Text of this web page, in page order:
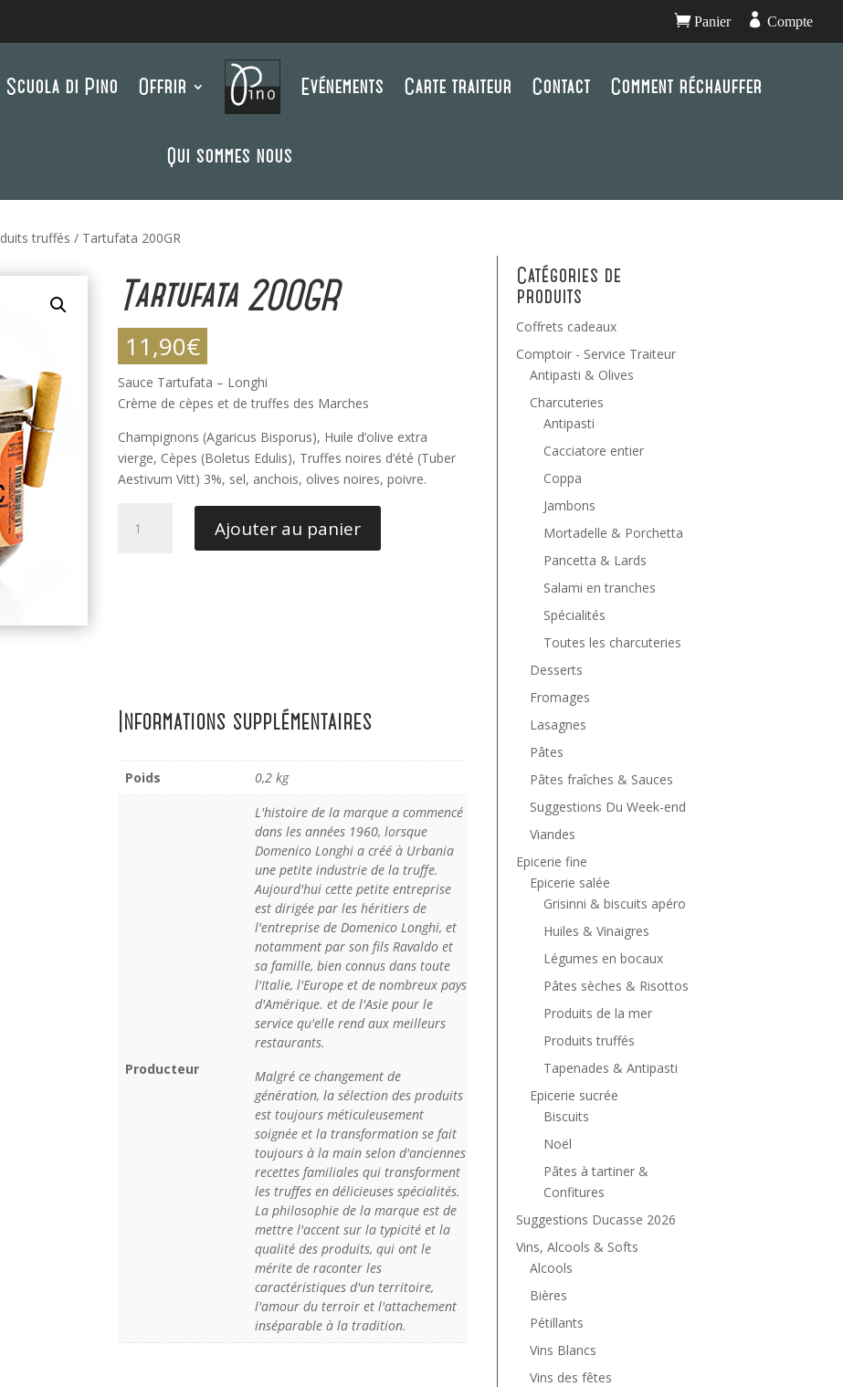
Panier  Compte
Scuola di Pino Offrir Evénements Carte traiteur Contact Comment réchauffer
Qui sommes nous
truffés / Tartufata 200GR
Tartufata 200GR
11,90€
Sauce Tartufata – Longhi
Crème de cèpes et de truffes des Marches
Champignons (Agaricus Bisporus), Huile d’olive extra
vierge, Cèpes (Boletus Edulis), Truffes noires d’été (Tuber
Aestivum Vitt) 3%, sel, anchois, olives noires, poivre.
Ajouter au panier
Informations supplémentaires
Poids 0,2 kg
Producteur
L'histoire de la marque a commencé
dans les années 1960, lorsque
Domenico Longhi a créé à Urbania
une petite industrie de la truffe.
Aujourd'hui cette petite entreprise
est dirigée par les héritiers de
l'entreprise de Domenico Longhi, et
notamment par son fils Ravaldo et
sa famille, bien connus dans toute
l'Italie, l'Europe et de nombreux pays
d'Amérique. et de l'Asie pour le
service qu'elle rend aux meilleurs
restaurants.
Malgré ce changement de
génération, la sélection des produits
est toujours méticuleusement
soignée et la transformation se fait
toujours à la main selon d'anciennes
recettes familiales qui transforment
les truffes en délicieuses spécialités.
La philosophie de la marque est de
mettre l'accent sur la typicité et la
qualité des produits, qui ont le
mérite de raconter les
caractéristiques d'un territoire,
l'amour du terroir et l'attachement
inséparable à la tradition.
Catégories de
produits
Coffrets cadeaux
Comptoir - Service Traiteur
Antipasti & Olives
Charcuteries
Antipasti
Cacciatore entier
Coppa
Jambons
Mortadelle & Porchetta
Pancetta & Lards
Salami en tranches
Spécialités
Toutes les charcuteries
Desserts
Fromages
Lasagnes
Pâtes
Pâtes fraîches & Sauces
Suggestions Du Week-end
Viandes
Epicerie fine
Epicerie salée
Grisinni & biscuits apéro
Huiles & Vinaigres
Légumes en bocaux
Pâtes sèches & Risottos
Produits de la mer
Produits truffés
Tapenades & Antipasti
Epicerie sucrée
Biscuits
Noël
Pâtes à tartiner &
Confitures
Suggestions Ducasse 2026
Vins, Alcools & Softs
Alcools
Bières
Pétillants
Vins Blancs
Vins des fêtes